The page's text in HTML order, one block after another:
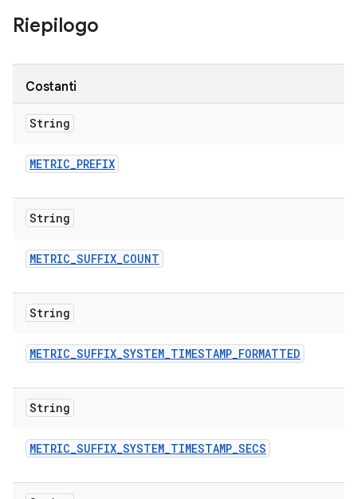
Riepilogo
Costanti
String
METRIC_PREFIX
String
METRIC_SUFFIX_COUNT
String
METRIC_SUFFIX_SYSTEM_TIMESTAMP_FORMATTED
String
METRIC_SUFFIX_SYSTEM_TIMESTAMP_SECS